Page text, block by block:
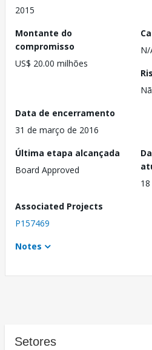
2015
Montante do
compromisso
US$ 20.00 milhões
N/
Data de encerramento
31 de março de 2016
Última etapa alcançada
Board Approved
Associated Projects
P157469
Notes
Setores